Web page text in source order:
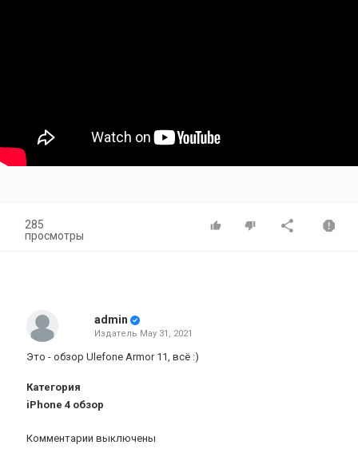
285
просмотры
admin
Издатель May 31, 2021
Это - обзор Ulefone Armor 11, всё :)
Категория
iPhone 4 обзор
Комментарии выключены